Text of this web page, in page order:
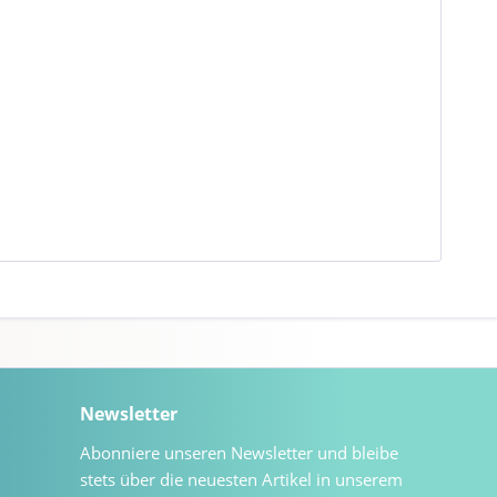
Newsletter
Abonniere unseren Newsletter und bleibe
stets über die neuesten Artikel in unserem